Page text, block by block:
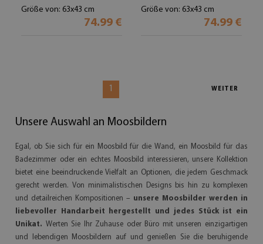
Größe von: 63x43 cm
74.99 €
Größe von: 63x43 cm
74.99 €
1 WEITER
Unsere Auswahl an Moosbildern
Egal, ob Sie sich für ein Moosbild für die Wand, ein Moosbild für das
Badezimmer oder ein echtes Moosbild interessieren, unsere Kollektion
bietet eine beeindruckende Vielfalt an Optionen, die jedem Geschmack
gerecht werden. Von minimalistischen Designs bis hin zu komplexen
und detailreichen Kompositionen – unsere Moosbilder werden in
liebevoller Handarbeit hergestellt und jedes Stück ist ein
Unikat. Werten Sie Ihr Zuhause oder Büro mit unseren einzigartigen
und lebendigen Moosbildern auf und genießen Sie die beruhigende